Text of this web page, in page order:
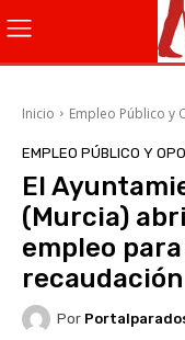
Inicio Empleo Público y
EMPLEO PÚBLICO Y
El
(Murcia)
empleo
recaudación
Por